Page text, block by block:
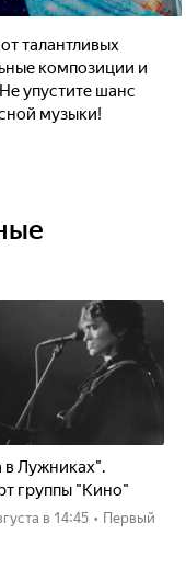
талантливых
композиции и
упустите шанс
музыки!
в Лужниках".
группы "Кино"
в 14:45 • Первый